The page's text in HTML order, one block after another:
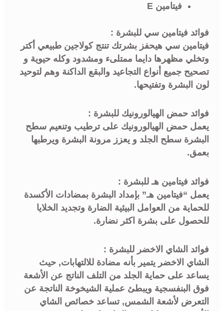
فيتامين E
فوائد فيتامين سي للبشرة :
فيتامين سي هيحفز بشرتك تنتج كولاجين طبيعي أكتر
وتخلي مظهرها دايما ممتلىء ومشدود وكله حيوية و
تصحيح جميع أنواع التجاعيد والبقع الداكنة وهم لتوحيد
لون البشرة وتفتيحها.
فوائد حمض الهيالورونيك للبشرة :
يعمل حمض الهيالورونيك على ترطيب وتنعيم سطح
البشرة سطح الجلد و يعزز مرونة البشرة ويرطبها
بعمق.
فوائد فيتامين هـ للبشرة :
يعمل “فيتامين هـ” بإمداد البشرة بمضادات الأكسدة
للحماية من العوامل البيئية الضارة وتجديد الخلايا
للحصول على بشرة اكثر نضارة.
فوائد الشاي الاخضر للبشرة :
الشاي الاخضر يتمير بأنه مضادة للالتهابات, حيث
يساعد على حماية الجلد من التلف الناتج عن الأشعة
فوق البنفسجية ويبطئ عملية الشيخوخة الناتجة عن
التعرض لأشعة الشمس, تساعد خصائص الشاي